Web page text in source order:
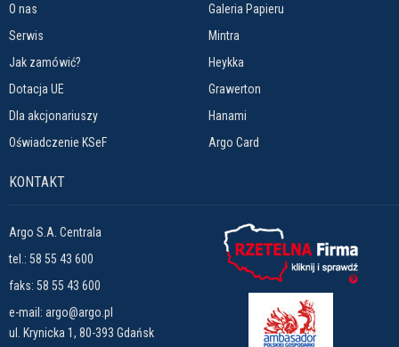
O nas
Serwis
Jak zamówić?
Dotacja UE
Dla akcjonariuszy
Oświadczenie KSeF
Galeria Papieru
Mintra
Heykka
Grawerton
Hanami
Argo Card
KONTAKT
Argo S.A. Centrala
tel.: 58 55 43 600
faks: 58 55 43 600
e-mail: argo@argo.pl
ul. Krynicka 1, 80-393 Gdańsk